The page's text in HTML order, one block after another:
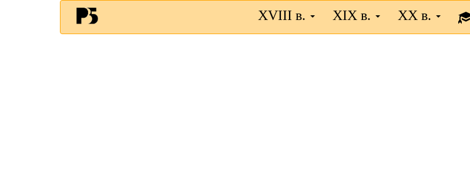
XVIII в. XIX в. XX в.